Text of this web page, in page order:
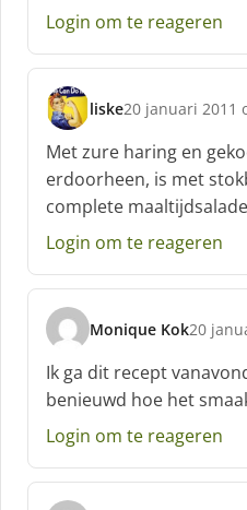
:Login om te reageren
liske
s
c
h
r
e
e
:
20 januari 2011
Met zure haring en
erdoorheen, is met
complete
Login om te reageren
Monique Kok
s
c
h
r
e
f
20
Ik ga dit recept
benieuwd hoe het
Login om te reageren